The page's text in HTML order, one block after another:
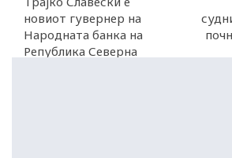
новиот гувернер на
Народната банка на
Република Северна